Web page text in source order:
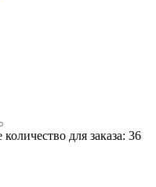
для заказа: 36